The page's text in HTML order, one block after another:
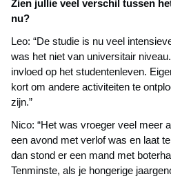
Zien jullie veel verschil tussen
nu?
Leo: “De studie is nu veel
was het niet van universitair
invloed op het studentenleven.
kort om andere activiteiten te
zijn.”
Nico: “Het was vroeger veel meer
een avond met verlof was en laat
dan stond er een mand met
Tenminste, als je hongerige